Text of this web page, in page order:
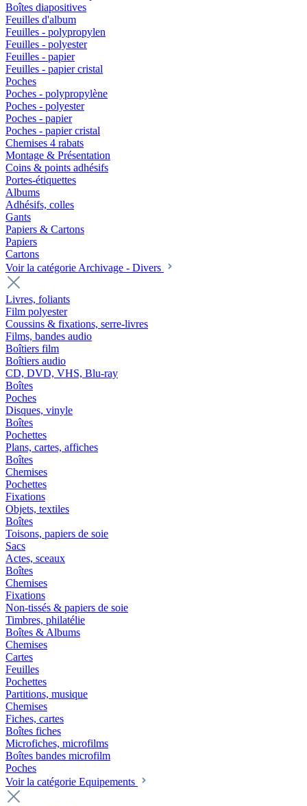
Boîtes diapositives
Feuilles d'album
Feuilles - polypropylen
Feuilles - polyester
Feuilles - papier
Feuilles - papier cristal
Poches
Poches - polypropylène
Poches - polyester
Poches - papier
Poches - papier cristal
Chemises 4 rabats
Montage & Présentation
Coins & points adhésifs
Portes-étiquettes
Albums
Adhésifs, colles
Gants
Papiers & Cartons
Papiers
Cartons
Voir la catégorie Archivage - Divers
Livres, foliants
Film polyester
Coussins & fixations, serre-livres
Films, bandes audio
Boîtiers film
Boîtiers audio
CD, DVD, VHS, Blu-ray
Boîtes
Poches
Disques, vinyle
Boîtes
Pochettes
Plans, cartes, affiches
Boîtes
Chemises
Pochettes
Fixations
Objets, textiles
Boîtes
Toisons, papiers de soie
Sacs
Actes, sceaux
Boîtes
Chemises
Fixations
Non-tissés & papiers de soie
Timbres, philatélie
Boîtes & Albums
Chemises
Cartes
Feuilles
Pochettes
Partitions, musique
Chemises
Fiches, cartes
Boîtes fiches
Microfiches, microfilms
Boîtes bandes microfilm
Poches
Voir la catégorie Equipements